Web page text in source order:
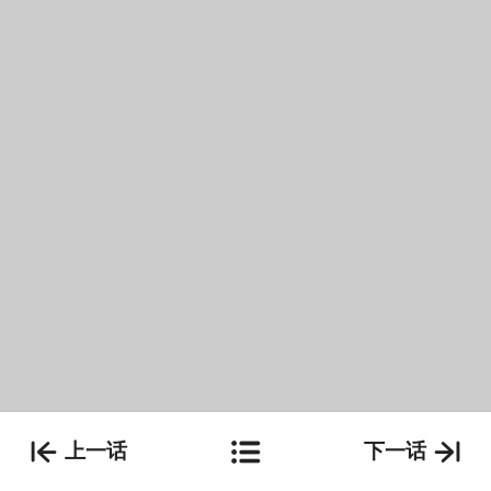
上一话 下一话